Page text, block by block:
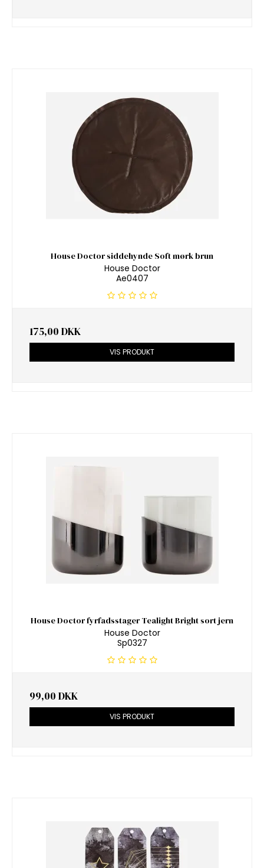
House Doctor siddehynde Soft mørk brun
House Doctor
Ae0407
175,00 DKK
VIS PRODUKT
House Doctor fyrfadsstager Tealight Bright sort jern
House Doctor
Sp0327
99,00 DKK
VIS PRODUKT